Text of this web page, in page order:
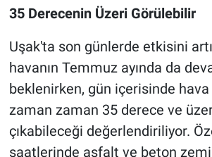
35 Derecenin Üzeri Görülebilir
Uşak'ta son günlerde etkisini
havanın Temmuz ayında da
beklenirken, gün içerisinde hava
zaman zaman 35 derece ve
çıkabileceği değerlendiriliyor.
saatlerinde asfalt ve beton